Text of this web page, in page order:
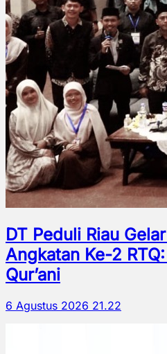
DT Peduli Riau
Angkatan Ke-2
Qur’ani
6 Agustus 2026 21.22